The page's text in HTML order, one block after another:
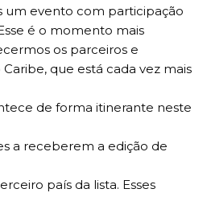
um evento com participação
é o momento mais
os parceiros e
que está cada vez mais
de forma itinerante neste
a receberem a edição de
país da lista. Esses